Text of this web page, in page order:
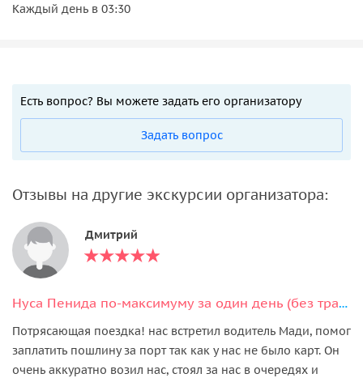
Каждый день в 03:30
Есть вопрос? Вы можете задать его организатору
Задать вопрос
Отзывы на другие экскурсии организатора:
Дмитрий
Нуса Пенида по-максимуму за один день (без трансфера из отеля)
Потрясающая поездка! нас встретил водитель Мади, помог
заплатить пошлину за порт так как у нас не было карт. Он
очень аккуратно возил нас, стоял за нас в очередях и